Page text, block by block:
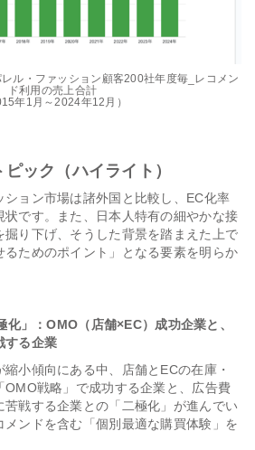
ル・ファッション顧客200社年度毎_レコメン
ド利用の売上合計
年1月～2024年12月）
ック（ハイライト）
ション市場は諸外国と比較し、EC化率
状です。また、日本人特有の細やかな接
り下げ、そうした背景を踏まえた上で
ためのポイント」となる要素を明らか
」：OMO（店舗×EC）成功企業と、
する企業
小傾向にある中、店舗とECの在庫・
OMO戦略」で成功する企業と、広告費
戦する企業との「二極化」が進んでい
メンドを含む「個別最適な購買体験」を